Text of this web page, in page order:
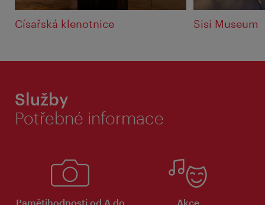
Císařská klenotnice Sisi Museum
Služby
Potřebné informace
Pamětihodnosti od A do
Akce